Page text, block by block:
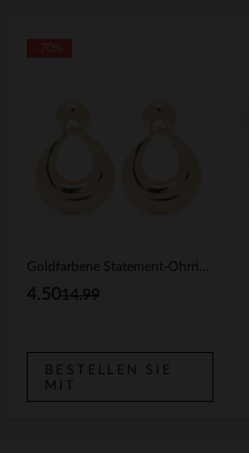
14.99
4.50
BESTELLEN SIE
MIT